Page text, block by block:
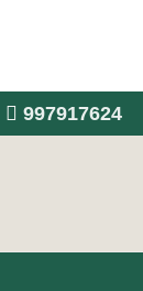
997917624